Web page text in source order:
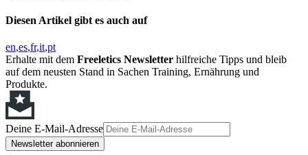
Diesen Artikel gibt es auch auf
en es fr it pt
Erhalte mit dem Freeletics Newsletter hilfreiche Tipps und bleib
auf dem neusten Stand in Sachen Training, Ernährung und
Produkte.
Deine E-Mail-Adresse
Newsletter abonnieren